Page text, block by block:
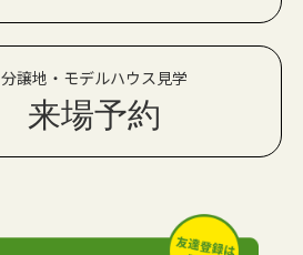
分譲地・モデルハウス見学
来場予約